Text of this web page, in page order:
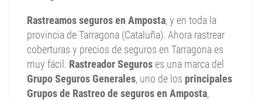
Rastreamos seguros en Amposta, y en toda la
provincia de Tarragona (Cataluña). Ahora rastrear
coberturas y precios de seguros en Tarragona es
muy fácil. Rastreador Seguros es una marca del
Grupo Seguros Generales, uno de los principales
Grupos de Rastreo de seguros en Amposta,